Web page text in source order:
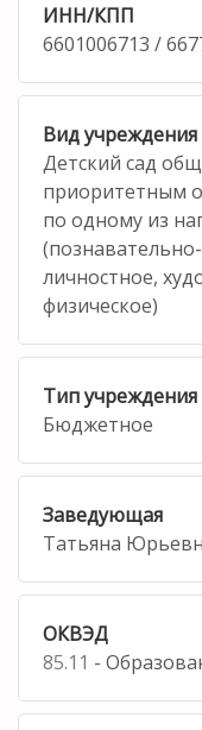
ИНН/КПП
6601006713 /
Вид учреждения
Детский сад
приоритетным
по одному из
личностное,
физическое)
Тип учреждения
Бюджетное
Заведующая
Татьяна
ОКВЭД
85.11 -